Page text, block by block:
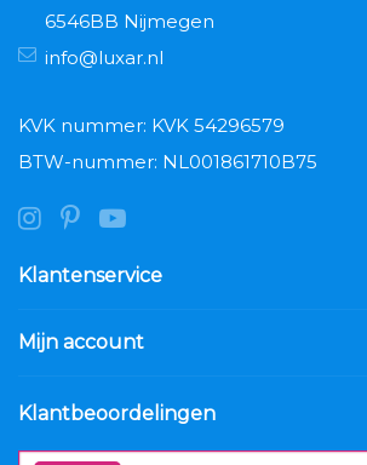
6546BB Nijmegen
info@luxar.nl
KVK nummer: KVK 54296579
BTW-nummer: NL001861710B75
Klantenservice
Mijn account
Klantbeoordelingen